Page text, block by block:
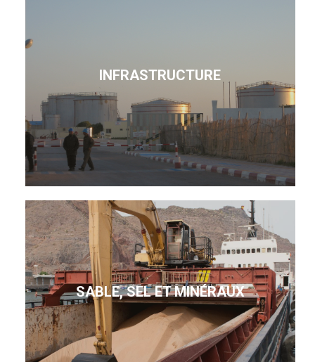
INFRASTRUCTURE
SABLE, SEL ET MINÉRAUX